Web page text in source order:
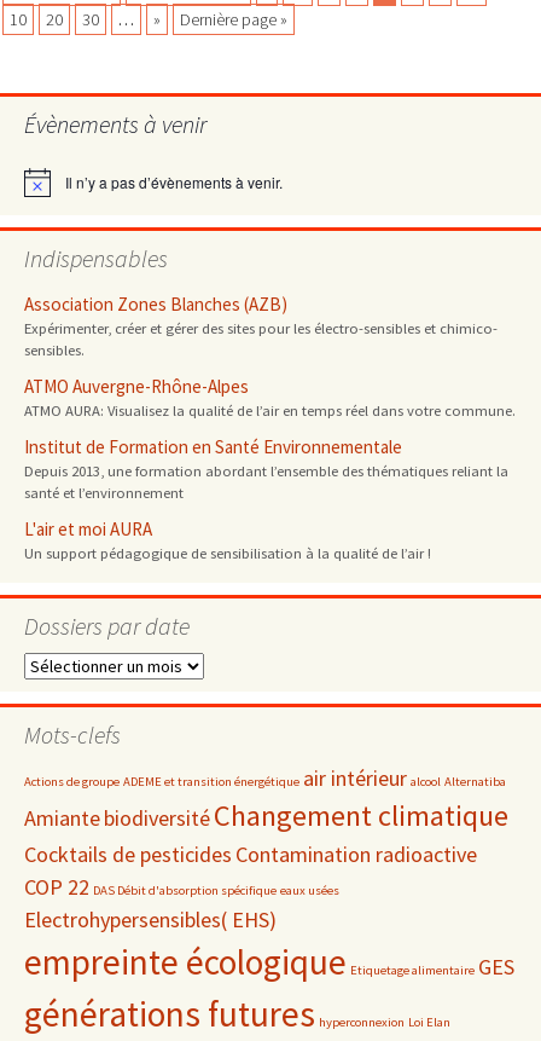
de
contaminée
canalisations
des
articles
10
20 30 … » Dernière page »
Évènements à venir
Notice Il n’y a pas d’évènements à venir.
Indispensables
Association Zones Blanches (AZB)
Expérimenter, créer et gérer des sites pour les électro-sensibles et chimico-
sensibles.
ATMO Auvergne-Rhône-Alpes
ATMO AURA: Visualisez la qualité de l’air en temps réel dans votre commune.
Institut de Formation en Santé Environnementale
Depuis 2013, une formation abordant l’ensemble des thématiques reliant la
santé et l’environnement
L'air et moi AURA
Un support pédagogique de sensibilisation à la qualité de l’air !
Dossiers par date
Dossiers
date
Mots-clefs
Actions de groupe ADEME et transition énergétique air intérieur alcool Alternatiba
AmiantebiodiversitéChangement climatique
Cocktails de pesticides Contamination radioactive
COP 22 DAS Débit d'absorption spécifique eaux usées
Electrohypersensibles( EHS)
empreinte écologique Etiquetage alimentaire GES
générations futures hyperconnexion Loi Elan